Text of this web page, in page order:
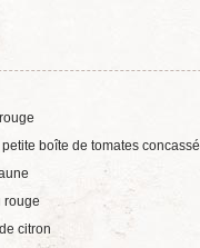
boîte de tomates
rouge
citron